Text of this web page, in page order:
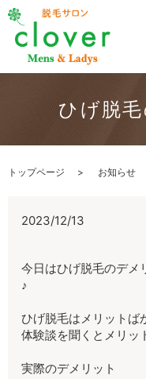
ひげ脱
トップページ お知らせ
2023/12/13
今日はひげ脱毛のデメ
♪
ひげ脱毛はメリットば
体験談を聞くとメリッ
実際のデメリット